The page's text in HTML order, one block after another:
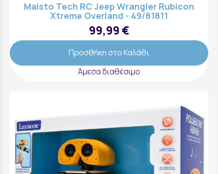
Maisto Tech RC Jeep Wrangler Rubicon
Xtreme Overland - 49/81811
99,99 €
Προσθήκη στο Καλάθι
Άμεσα διαθέσιμο